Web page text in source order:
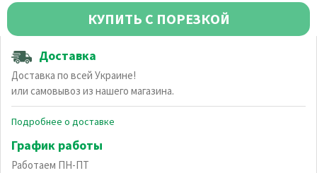
КУПИТЬ С ПОРЕЗКОЙ
Доставка
Доставка по всей Украине!
или самовывоз из нашего магазина.
Подробнее о доставке
График работы
Работаем ПН-ПТ